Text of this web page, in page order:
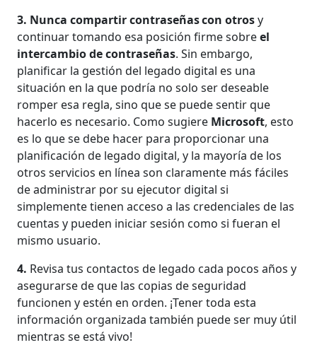
3. Nunca compartir contraseñas con otrosy
continuar tomando esa posición firme sobreel
intercambio de contraseñas. Sin embargo,
planificar la gestión del legado digital es una
situación en la que podría no solo ser deseable
romper esa regla, sino que se puede sentir que
hacerlo es necesario. Como sugiere Microsoft, esto
es lo que se debe hacer para proporcionar una
planificación de legado digital, y la mayoría de los
otros servicios en línea son claramente más fáciles
de administrar por su ejecutor digital si
simplemente tienen acceso a las credenciales de las
cuentas y pueden iniciar sesión como si fueran el
mismo usuario.
4. Revisa tus contactos de legado cada pocos años y
asegurarse de que las copias de seguridad
funcionen y estén en orden. ¡Tener toda esta
información organizada también puede ser muy útil
mientras se está vivo!